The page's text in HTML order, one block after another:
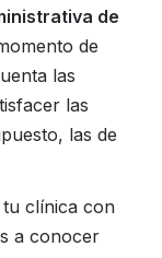
de
de
las
las
las de
tu clínica con
a conocer